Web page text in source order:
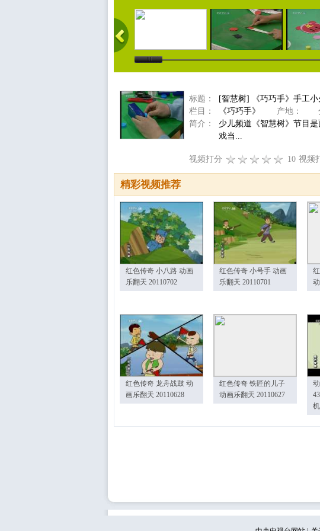
标题：
[智慧树] 《巧巧手》手工小
栏目：
《巧巧手》 产地： 分
简介：
少儿频道《智慧树》节目
戏当...
视频打分
10 视频
精彩视频推荐
红色传奇 小八路 动画
乐翻天 20110702
红色传奇 小号手 动画
乐翻天 20110701
红色传奇 龙舟战鼓 动
画乐翻天 20110628
红色传奇 铁匠的儿子
动画乐翻天 20110627